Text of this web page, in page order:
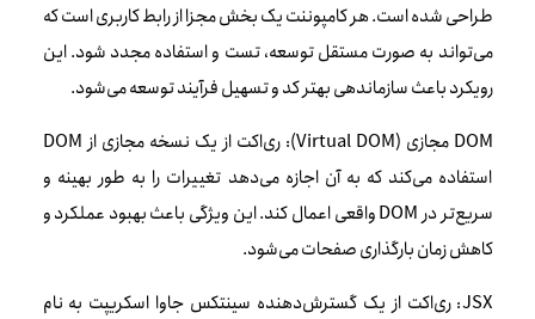
طراحی شده است. هر کامپوننت یک بخش مجزا از رابط کاربری است که
می‌تواند به صورت مستقل توسعه، تست و استفاده مجدد شود. این
رویکرد باعث سازماندهی بهتر کد و تسهیل فرآیند توسعه می‌شود.
DOM مجازی (Virtual DOM): ری‌اکت از یک نسخه مجازی از DOM
استفاده می‌کند که به آن اجازه می‌دهد تغییرات را به طور بهینه و
سریع‌تر در DOM واقعی اعمال کند. این ویژگی باعث بهبود عملکرد و
کاهش زمان بارگذاری صفحات می‌شود.
JSX: ری‌اکت از یک گسترش‌دهنده سینتکس جاوا اسکریپت به نام